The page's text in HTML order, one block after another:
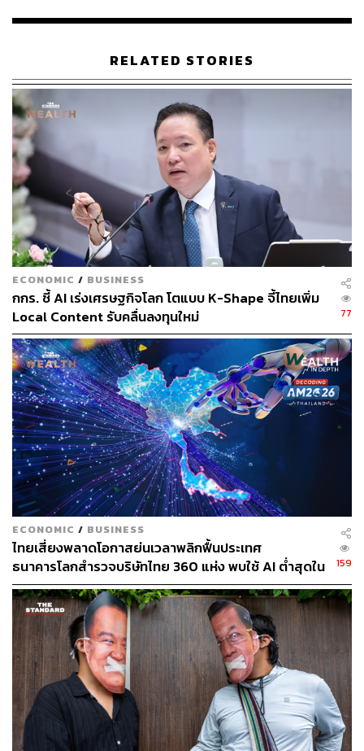
pacific/politics/russia-putin-china-visit/
https://www.aljazeera.com/news/2026/5/16/russias-p
utin-to-visit-china-following-trumps-trip
https://apnews.com/article/russia-ukraine-war-putin-c
hina-visit-75d703648da64e2caaace39e6415dc35
TAGS: Vladimir Putin Donald Trump USA
China
Russia
Xi Jinping Ukraine Taiwan
176
ABOUT THE AUTHOR
ณรงค์กร มโนจันทร์เพ็ญ
Content Creator กองบรรณาธิการข่าว THE
STANDARD
RELATED STORIES
ECONOMIC / BUSINESS
กกร. ชี้ AI เร่งเศรษฐกิจโลก โตแบบ K-Shape จี้ไทยเพิ่ม
Local Content รับคลื่นลงทุนใหม่
77
ECONOMIC / BUSINESS
ไทยเสี่ยงพลาดโอกาสย่นเวลาพลิกฟื้นประเทศ
ธนาคารโลกสำรวจบริษัทไทย 360 แห่ง พบใช้ AI ต่ำสุดใน
กลุ่ม ตามหลังเคนยาและไนจีเรียเกือบ 4 เท่า
159